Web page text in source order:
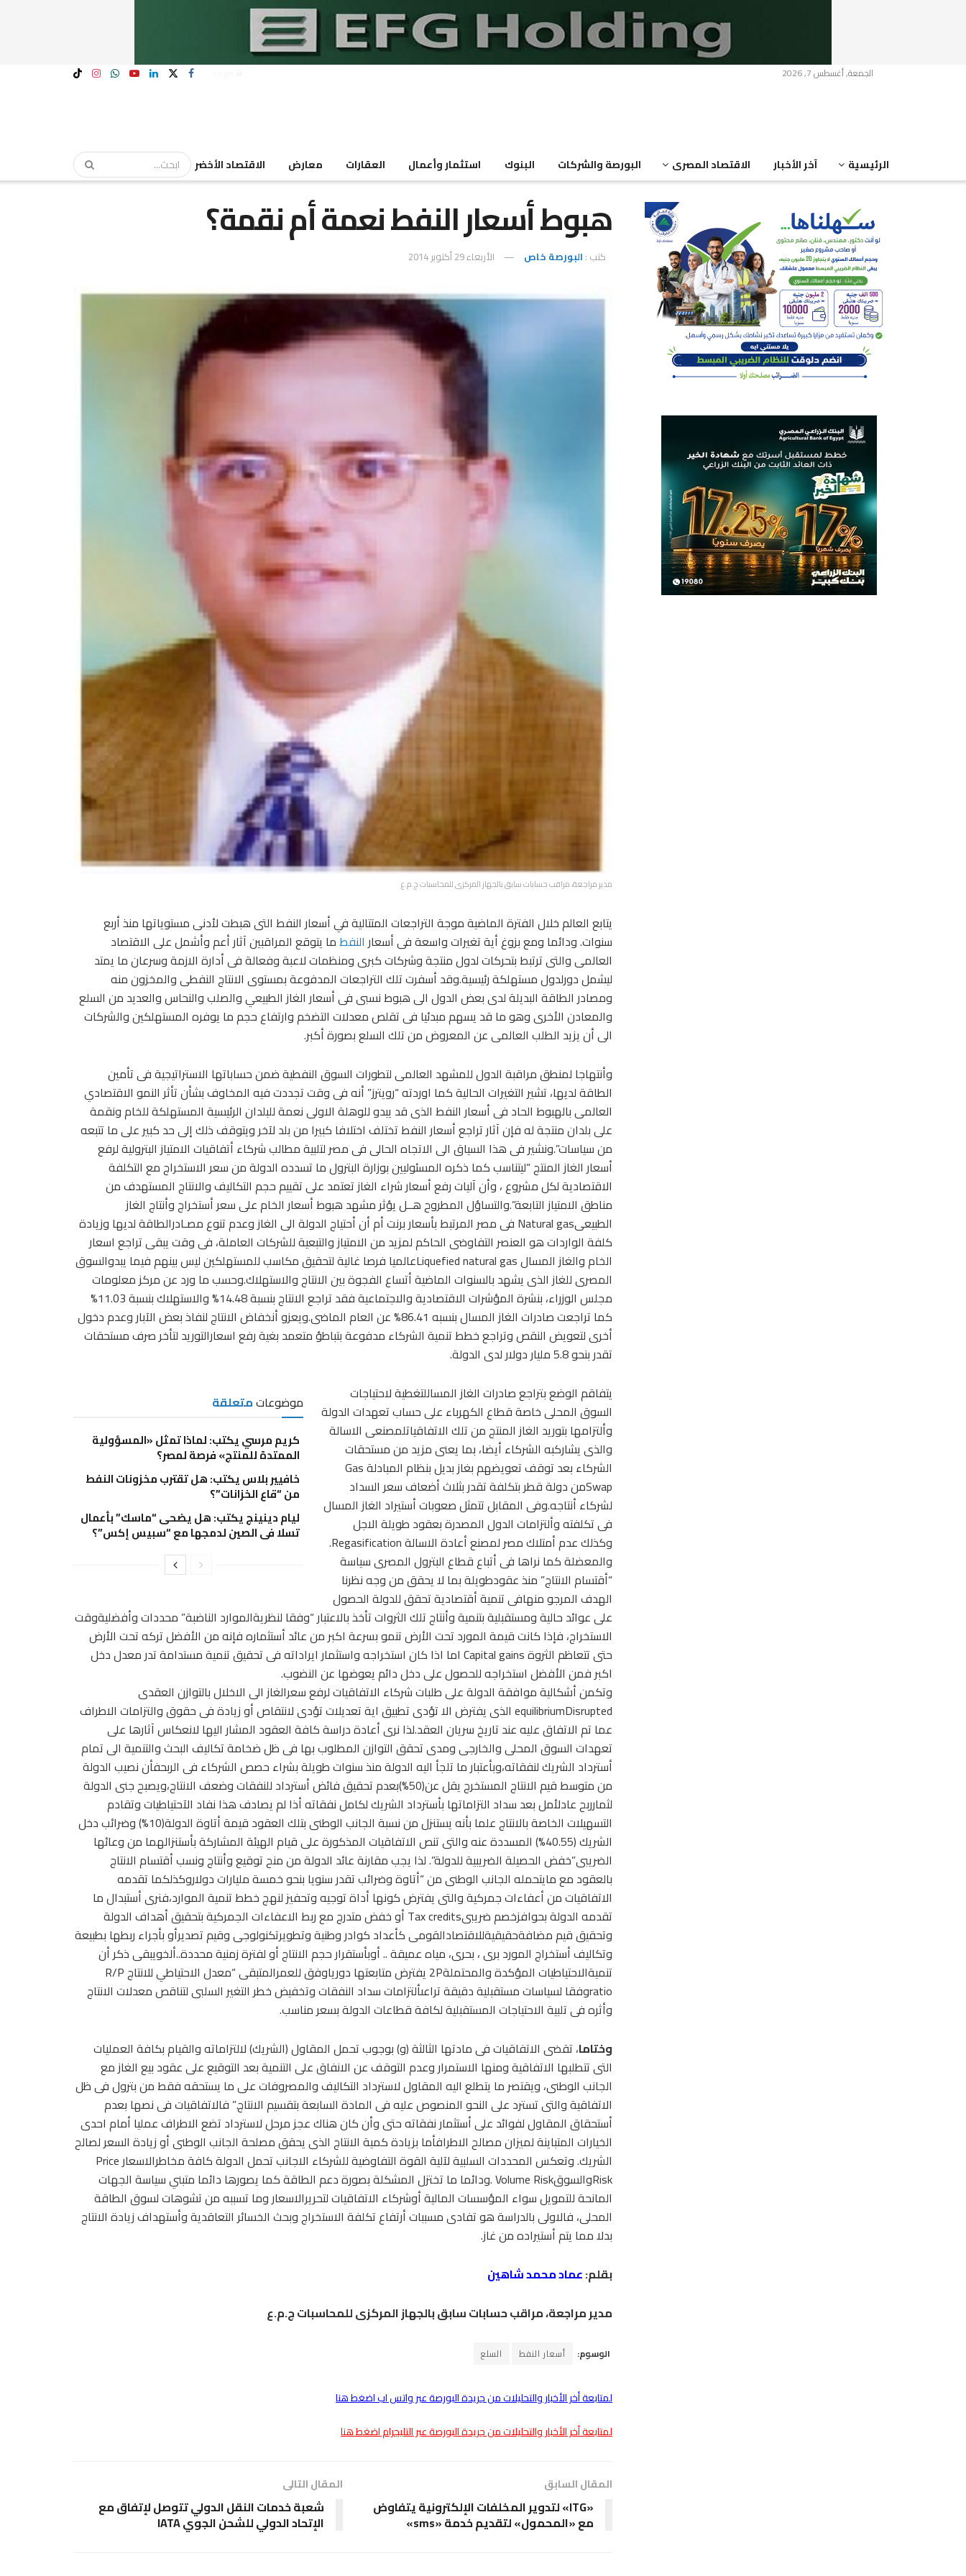
الجمعة, أغسطس 7, 2026
الرئيسية آخر الأخبار الاقتصاد المصرى البورصة والشركات البنوك استثمار وأعمال العقارات معارض الاقتصاد الأخضر
هبوط أسعار النفط نعمة أم نقمة؟
كتب : البورصة خاص الأربعاء 29 أكتوبر 2014
مدير مراجعة، مراقب حسابات سابق بالجهاز المركزى للمحاسبات ج.م.ع
يتابع العالم خلال الفترة الماضية موجة التراجعات المتتالية في أسعار النفط التى هبطت لأدنى مستوياتها منذ أربع
سنوات. ودائما ومع بزوغ أية تغيرات واسعة فى أسعارالنفطما يتوقع المراقبين آثار أعم وأشمل على الاقتصاد
العالمى والتى ترتبط بتحركات لدول منتجة وشركات كبرى ومنظمات لاعبة وفعالة فى أدارة الازمة وسرعان ما يمتد
ليشمل دورلدول مستهلكة رئيسية.وقد أسفرت تلك التراجعات المدفوعة بمستوى الانتاج النفطى والمخزون منه
ومصادر الطاقة البديلة لدى بعض الدول الى هبوط نسبى فى أسعار الغاز الطبيعي والصلب والنحاس والعديد من السلع
والمعادن الأخرى وهو ما قد يسهم مبدئيا فى تقلص معدلات التضخم وارتفاع حجم ما يوفره المستهلكين والشركات
الى أن يزيد الطلب العالمى عن المعروض من تلك السلع بصورة أكبر.
وأنتهاجا لمنطق مراقبة الدول للمشهد العالمى لتطورات السوق النفطية ضمن حساباتها الاستراتيجية فى تأمين
الطاقة لديها، تشير التغيرات الحالية كما اوردته “رويترز” أنه فى وقت تجددت فيه المخاوف بشأن تأثر النمو الاقتصادي
العالمى بالهبوط الحاد فى أسعار النفط الذى قد يبدو للوهلة الاولى نعمة للبلدان الرئيسية المستهلكة للخام ونقمة
على بلدان منتجة له فإن آثار تراجع أسعار النفط تختلف اختلافا كبيرا من بلد لآخر ويتوقف ذلك إلى حد كبير على ما تتبعه
من سياسات”.ونشير فى هذا السياق الى الاتجاه الحالى فى مصر لتلبية مطالب شركاء أتفاقيات الامتياز البترولية لرفع
أسعار الغاز المنتج “ليتناسب كما ذكره المسئوليين بوزارة البترول ما تسدده الدولة من سعر الاستخراج مع التكلفة
الاقتصادية لكل مشروع ، وأن آليات رفع أسعار شراء الغاز تعتمد على تقييم حجم التكاليف والانتاج المستهدف من
مناطق الامتياز التابعة”.والتساؤل المطروح هــل يؤثر مشهد هبوط أسعار الخام على سعر أستخراج وأنتاج الغاز
الطبيعىNatural gas فى مصر المرتبط بأسعار برنت أم أن أحتياج الدولة الى الغاز وعدم تنوع مصـادرالطاقة لديها وزيادة
كلفة الواردات هو العنصر التفاوضى الحاكم لمزيد من الامتياز والتبعية للشركات العاملة، فى وقت يبقى تراجع اسعار
الخام والغاز المسال Liquefied natural gasعالميا فرصا غالية لتحقيق مكاسب للمستهلكين ليس بينهم فيما يبدوالسوق
المصرى للغاز الذى يشهد بالسنوات الماضية أتساع الفجوة بين الانتاج والاستهلاك.وحسب ما ورد عن مركز معلومات
مجلس الوزراء، بنشرة المؤشرات الاقتصادية والاجتماعية فقد تراجع الانتاج بنسبة 14.48% والاستهلاك بنسبة 11.03%
كما تراجعت صادرات الغاز المسال بنسبه 86.41% عن العام الماضى.ويعزو أنخفاض الانتاج لنفاذ بعض الآبار وعدم دخول
أخرى لتعويض النقص وتراجع خطط تنمية الشركاء مدفوعة بتباطؤ متعمد بغية رفع اسعارالتوريد لتأخر صرف مستحقات
تقدر بنحو 5.8 مليار دولار لدى الدولة.
موضوعاتمتعلقة
كريم مرسي يكتب: لماذا تمثل «المسؤولية
الممتدة للمنتج» فرصة لمصر؟
خافيير بلاس يكتب: هل تقترب مخزونات النفط
من “قاع الخزانات”؟
ليام دينينج يكتب: هل يضحى “ماسك” بأعمال
تسلا فى الصين لدمجها مع “سبيس إكس”؟
يتفاقم الوضع بتراجع صادرات الغاز المساللتغطية لاحتياجات
السوق المحلى خاصة قطاع الكهرباء على حساب تعهدات الدولة
وألتزامها بتوريد الغاز المنتج من تلك الاتفاقياتلمصنعى الاسالة
والذى يشاركبه الشركاء أيضا، بما يعنى مزيد من مستحقات
الشركاء بعد توقف تعويضهم بغاز بديل بنظام المبادلة Gas
Swapمن دولة قطر بتكلفة تقدر بثلاث أضعاف سعر السداد
لشركاء أنتاجه.وفى المقابل تتمثل صعوبات أستيراد الغاز المسال
فى تكلفته وألتزامات الدول المصدرة بعقود طويلة الاجل
وكذلك عدم أمتلاك مصر لمصنع أعادة الاسالة Regasification.
والمعضلة كما نراها فى أتباع قطاع البترول المصرى سياسة
“أقتسام الانتاج” منذ عقودطويلة بما لا يحقق من وجه نظرنا
الهدف المرجو منهافى تنمية أقتصادية تحقق للدولة الحصول
على عوائد حالية ومستقبلية بتنمية وأنتاج تلك الثروات تأخذ بالاعتبار “وفقا لنظريةالموارد الناضبة” محددات وأفضليةوقت
الاستخراج، فإذا كانت قيمة المورد تحت الأرض تنمو بسرعة اكبر من عائد أستثماره فإنه من الأفضل تركه تحت الأرض
حتى تتعاظم الثروة Capital gains اما اذا كان استخراجه واستثمار ايراداته فى تحقيق تنمية مستدامة تدر معدل دخل
اكبر فمن الأفضل استخراجه للحصول على دخل دائم يعوضها عن النضوب.
وتكمن أشكالية موافقة الدولة على طلبات شركاء الاتفاقيات لرفع سعرالغاز الى الاخلال بالتوازن العقدى
equilibriumDisrupted الذى يفترض الا تؤدى تطبيق اية تعديلات تؤدى لانتقاص أو زيادة فى حقوق والتزامات الاطراف
عما تم الاتفاق عليه عند تاريخ سريان العقد.لذا نرى أعادة دراسة كافة العقود المشار اليها لانعكاس آثارها على
تعهدات السوق المحلى والخارجى ومدى تحقق التوازن المطلوب بها فى ظل ضخامة تكاليف البحث والتنمية الى تمام
أسترداد الشريك لنفقاته،وبأعتبار ما تلجأ اليه الدولة منذ سنوات طويلة بشراء حصص الشركاء فى الربحفأن نصيب الدولة
من متوسط قيم الانتاج المستخرج يقل عن(50%)بعدم تحقيق فائض أسترداد للنفقات وضعف الانتاج،ويصبح جنى الدولة
لثمارربح عادلأمل بعد سداد التزاماتها بأسترداد الشريك لكامل نفقاته أذا لم يصادف هذا نفاد الآحتياطيات وتقادم
التسهيلات الخاصة بالانتاج علما بأنه يستنزل من نسبة الجانب الوطنى بتلك العقود قيمة أتاوة الدولة(10%) وضرائب دخل
الشريك (40.55%) المسددة عنه والتى تنص الاتفاقيات المذكورة على قيام الهيئة المشاركة بأستنزالهما من وعائها
الضريبى”خفض الحصيلة الضريبية للدولة”. لذا يجب مقارنة عائد الدولة من منح توقيع وأنتاج ونسب أقتسام الانتاج
بالعقود مع مايتحمله الجانب الوطنى من “أتاوة وضرائب تقدر سنويا بنحو خمسة مليارات دولاروكذلكما تقدمه
الاتفاقيات من أعفاءات جمركية والتى يفترض كونها أداة توجيه وتحفيز لنهج خطط تنمية الموارد،فنرى أستبدال ما
تقدمه الدولة بحوافزخصم ضريبىTax credits أو خفض متدرج مع ربط الاعفاءات الجمركية بتحقيق أهداف الدولة
وتحقيق قيم مضافةحقيقيةللاقتصادالقومى كأعداد كوادر وطنية وتطويرتكنولوجى وقيم تصديرأو بأجراء ربطها بطبيعة
وتكاليف أستخراج المورد برى ، بحرى، مياه عميقة .. أوبأستقرار حجم الانتاج أو لفترة زمنية محددة..ألخويبقى ذكر أن
تنميةالاحتياطيات المؤكدة والمحتملة2P يفترض متابعتها دورياوفق للعمرالمتبقى “معدل الاحتياطي للانتاج R/P
ratioوفقا لسياسات مستقبلية دقيقة تراعىألتزامات سداد النفقات وتخفيض خطر التغير السلبى لتناقص معدلات الانتاج
وأثره فى تلبية الاحتياجات المستقبلية لكافة قطاعات الدولة بسعر مناسب.
وختاما، تقضى الاتفاقيات فى مادتها الثالثة (و) بوجوب تحمل المقاول (الشريك) لالتزاماته والقيام بكافة العمليات
التى تتطلبها الاتفاقية ومنها الاستمرار وعدم التوقف عن الانفاق على التنمية بعد التوقيع على عقود بيع الغاز مع
الجانب الوطنى، ويقتصر ما يتطلع اليه المقاول لاسترداد التكاليف والمصروفات على ما يستحقه فقط من بترول فى ظل
الاتفاقية والتى تسترد على النحو المنصوص عليه فى المادة السابعة بتقسيم الانتاج.” فالاتفاقيات فى نصها بعدم
أستحقاق المقاول لفوائد على أستثمار نفقاته حتى وأن كان هناك عجز مرحل لاسترداد تضع الاطراف عمليا أمام احدى
الخيارات المتباينة لميزان مصالح الاطرافأما بزيادة كمية الانتاج الذى يحقق مصلحة الجانب الوطنى أو زيادة السعر لصالح
الشريك. وتعكس المحددات السلبية لآلية القوة التفاوضية للشركاء الاجانب تحمل الدولة كافة مخاطرالاسعار Price
RiskوالسوقVolume Risk .ودائما ما تختزل المشكلة بصورة دعم الطاقة كما يصورها دائما متبني سياسة الجهات
المانحة للتمويل سواء المؤسسات المالية أوشركاء الاتفاقيات لتحريرالاسعار وما تسببه من تشوهات لسوق الطاقة
المحلى، فالاولى بالدراسة هو تفادى مسببات أرتفاع تكلفة الاستخراج وبحث الخسائر التعاقدية وأستهداف زيادة الانتاج
بدلا مما يتم أستيراده من غاز.
بقلم:عماد محمد شاهين
مدير مراجعة، مراقب حسابات سابق بالجهاز المركزى للمحاسبات ج.م.ع
الوسوم: أسعار النفط السلع
لمتابعة أخر الأخبار والتحليلات من جريدة البورصة عبر واتس اب اضغط هنا
لمتابعة أخر الأخبار والتحليلات من جريدة البورصة عبر التليجرام اضغط هنا
المقال السابق
«ITG» لتدوير المخلفات الإلكترونية يتفاوض
مع «المحمول» لتقديم خدمة «sms»
المقال التالى
شعبة خدمات النقل الدولي تتوصل لإتفاق مع
الإتحاد الدولي للشحن الجوي IATA